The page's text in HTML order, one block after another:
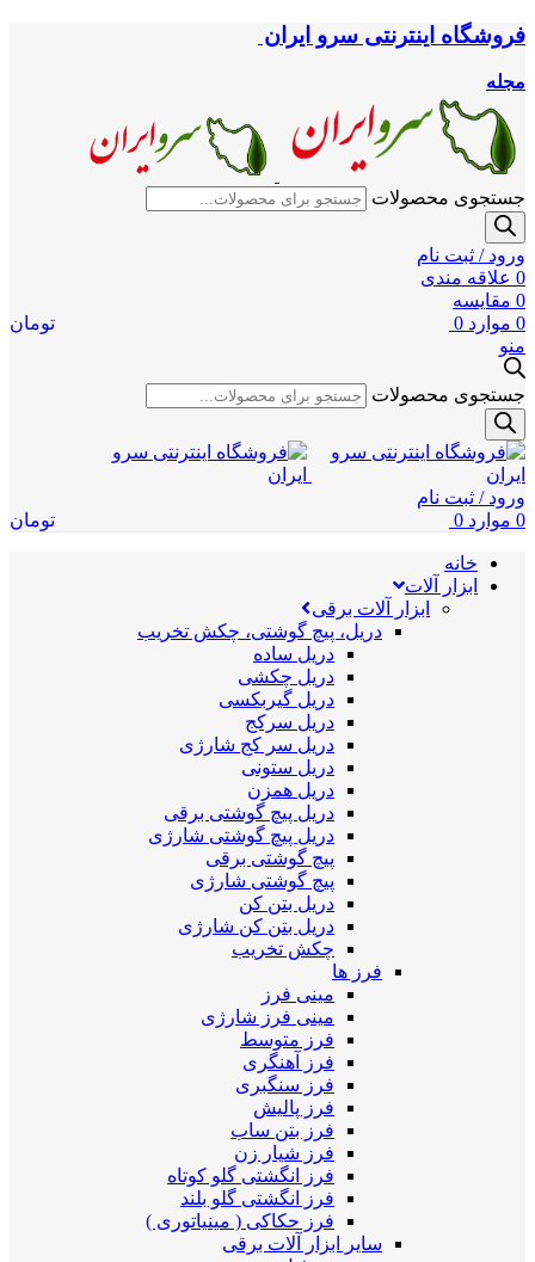
فروشگاه اینترنتی سرو ایران
مجله
جستجوی محصولات
ورود / ثبت نام
0 علاقه مندی
0 مقایسه
0 موارد 0
تومان
منو
جستجوی محصولات
ورود / ثبت نام
0 موارد 0 تومان
خانه
ابزار آلات
ابزار آلات برقی
دریل، پیچ گوشتی، چکش تخریب
دریل ساده
دریل چکشی
دریل گیربکسی
دریل سرکج
دریل سر کج شارژی
دریل ستونی
دریل همزن
دریل پیچ گوشتی برقی
دریل پیچ گوشتی شارژی
پیچ گوشتی برقی
پیچ گوشتی شارژی
دریل بتن کن
دریل بتن کن شارژی
چکش تخریب
فرز ها
مینی فرز
مینی فرز شارژی
فرز متوسط
فرز آهنگری
فرز سنگبری
فرز پالیش
فرز بتن ساب
فرز شیار زن
فرز انگشتی گلو کوتاه
فرز انگشتی گلو بلند
فرز حکاکی ( مینیاتوری )
سایر ابزار آلات برقی